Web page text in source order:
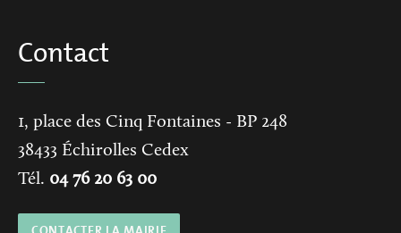
Contact
1, place des Cinq Fontaines - BP 248
38433 Échirolles Cedex
Tél. 04 76 20 63 00